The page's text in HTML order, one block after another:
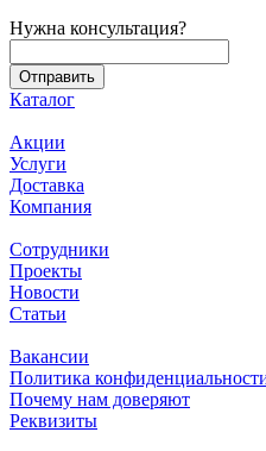
Нужна консультация?
Каталог
Акции
Услуги
Доставка
Компания
Сотрудники
Проекты
Новости
Статьи
Вакансии
Политика
Почему нам доверяют
Реквизиты